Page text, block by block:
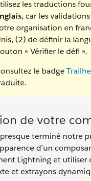
les traductions
, car les
organisation en
(2) de définir la
« Vérifier le défi ».
le badge
de votre
terminé notre
d’un
Lightning et
et extrayons